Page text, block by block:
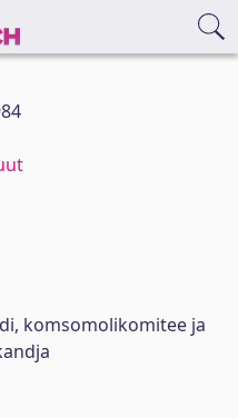
komsomolikomitee ja